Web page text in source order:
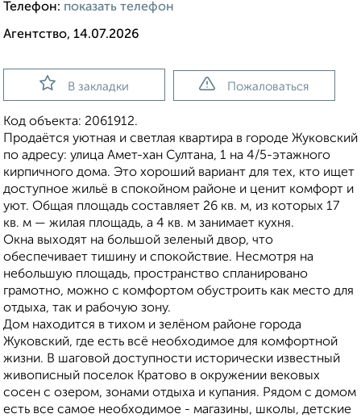
Телефон: показать телефон
Агентство, 14.07.2026
В закладки Пожаловаться
Код объекта: 2061912.
Продаётся уютная и светлая квартира в городе Жуковский
по адресу: улица Амет-хан Султана, 1 на 4/5-этажного
кирпичного дома. Это хороший вариант для тех, кто ищет
доступное жильё в спокойном районе и ценит комфорт и
уют. Общая площадь составляет 26 кв. м, из которых 17
кв. м — жилая площадь, а 4 кв. м занимает кухня.
Окна выходят на большой зеленый двор, что
обеспечивает тишину и спокойствие. Несмотря на
небольшую площадь, пространство спланировано
грамотно, можно с комфортом обустроить как место для
отдыха, так и рабочую зону.
Дом находится в тихом и зелёном районе города
Жуковский, где есть всё необходимое для комфортной
жизни. В шаговой доступности исторически известный
живописный поселок Кратово в окружении вековых
сосен с озером, зонами отдыха и купания. Рядом с домом
есть все самое необходимое - магазины, школы, детские